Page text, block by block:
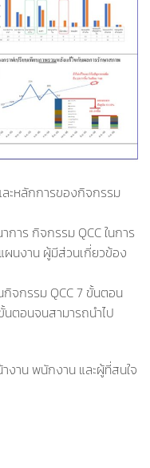
ะหลักการของกิจกรรม
าร กิจกรรม QCC ในการ
ผนงาน ผู้มีส่วนเกี่ยวข้อง
กิจกรรม QCC 7 ขั้นตอน
นตอนจนสามารถนำไป
งาน พนักงาน และผู้ที่สนใจ